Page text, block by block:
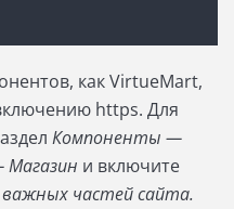
как VirtueMart,
https. Для
Компоненты —
и включите
частей сайта.